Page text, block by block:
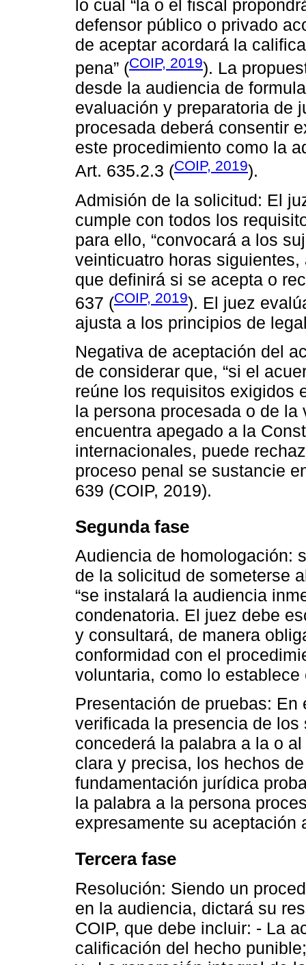
lo cual “la o el fiscal
defensor público o privado
de aceptar acordará la
pena” (COIP, 2019). La
desde la audiencia de
evaluación y preparatoria de
procesada deberá consentir
este procedimiento como la
Art. 635.2.3 (COIP, 2019).
Admisión de la solicitud: El
cumple con todos los
para ello, “convocará a los
veinticuatro horas
que definirá si se acepta o
637 (COIP, 2019). El juez
ajusta a los principios de
Negativa de aceptación del
de considerar que, “si el
reúne los requisitos exigidos
la persona procesada o de
encuentra apegado a la
internacionales, puede
proceso penal se sustancie
639 (COIP, 2019).
Segunda fase
Audiencia de homologación:
de la solicitud de someterse
“se instalará la audiencia
condenatoria. El juez debe
y consultará, de manera
conformidad con el
voluntaria, como lo establece
Presentación de pruebas:
verificada la presencia de
concederá la palabra a la o
clara y precisa, los hechos
fundamentación jurídica
la palabra a la persona
expresamente su aceptación
Tercera fase
Resolución: Siendo un
en la audiencia, dictará su
COIP, que debe incluir: - La
calificación del hecho